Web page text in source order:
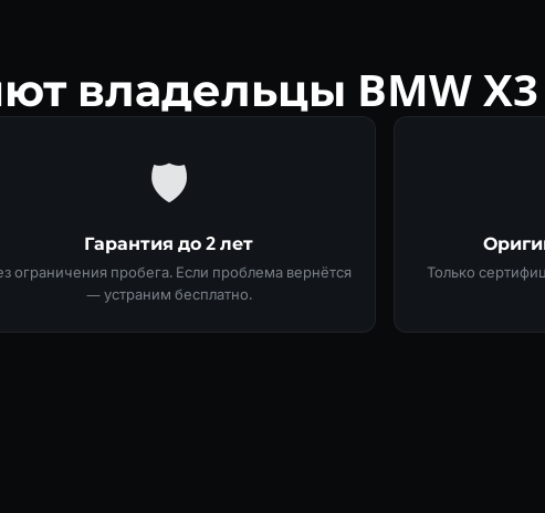
владельцы BMW X3
🛡
Гарантия до 2 лет
ограничения пробега. Если проблема вернётся
— устраним бесплатно.
Только